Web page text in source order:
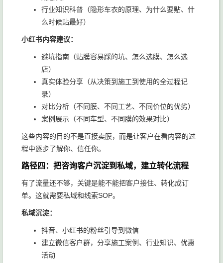
行业知识科普（隐形车衣的原理、为什么要贴、什
么时候贴最好）
小红书内容建议：
避坑指南（贴膜容易踩的坑、怎么选膜、怎么选
店）
真实体验分享（从决策到施工到使用的全过程记
录）
对比分析（不同膜、不同工艺、不同价位的优劣）
案例展示（不同车型、不同膜的效果对比）
这些内容的目的不是直接卖膜，而是让客户在看内容的过
程中逐步了解你、信任你。
路径四：把咨询客户沉淀到私域，建立转化流程
有了流量还不够，关键是能不能把客户接住、转化成订
单。这就需要私域和线索SOP。
私域沉淀：
抖音、小红书的粉丝引导到微信
建立微信客户群，分享施工案例、行业知识、优惠
活动